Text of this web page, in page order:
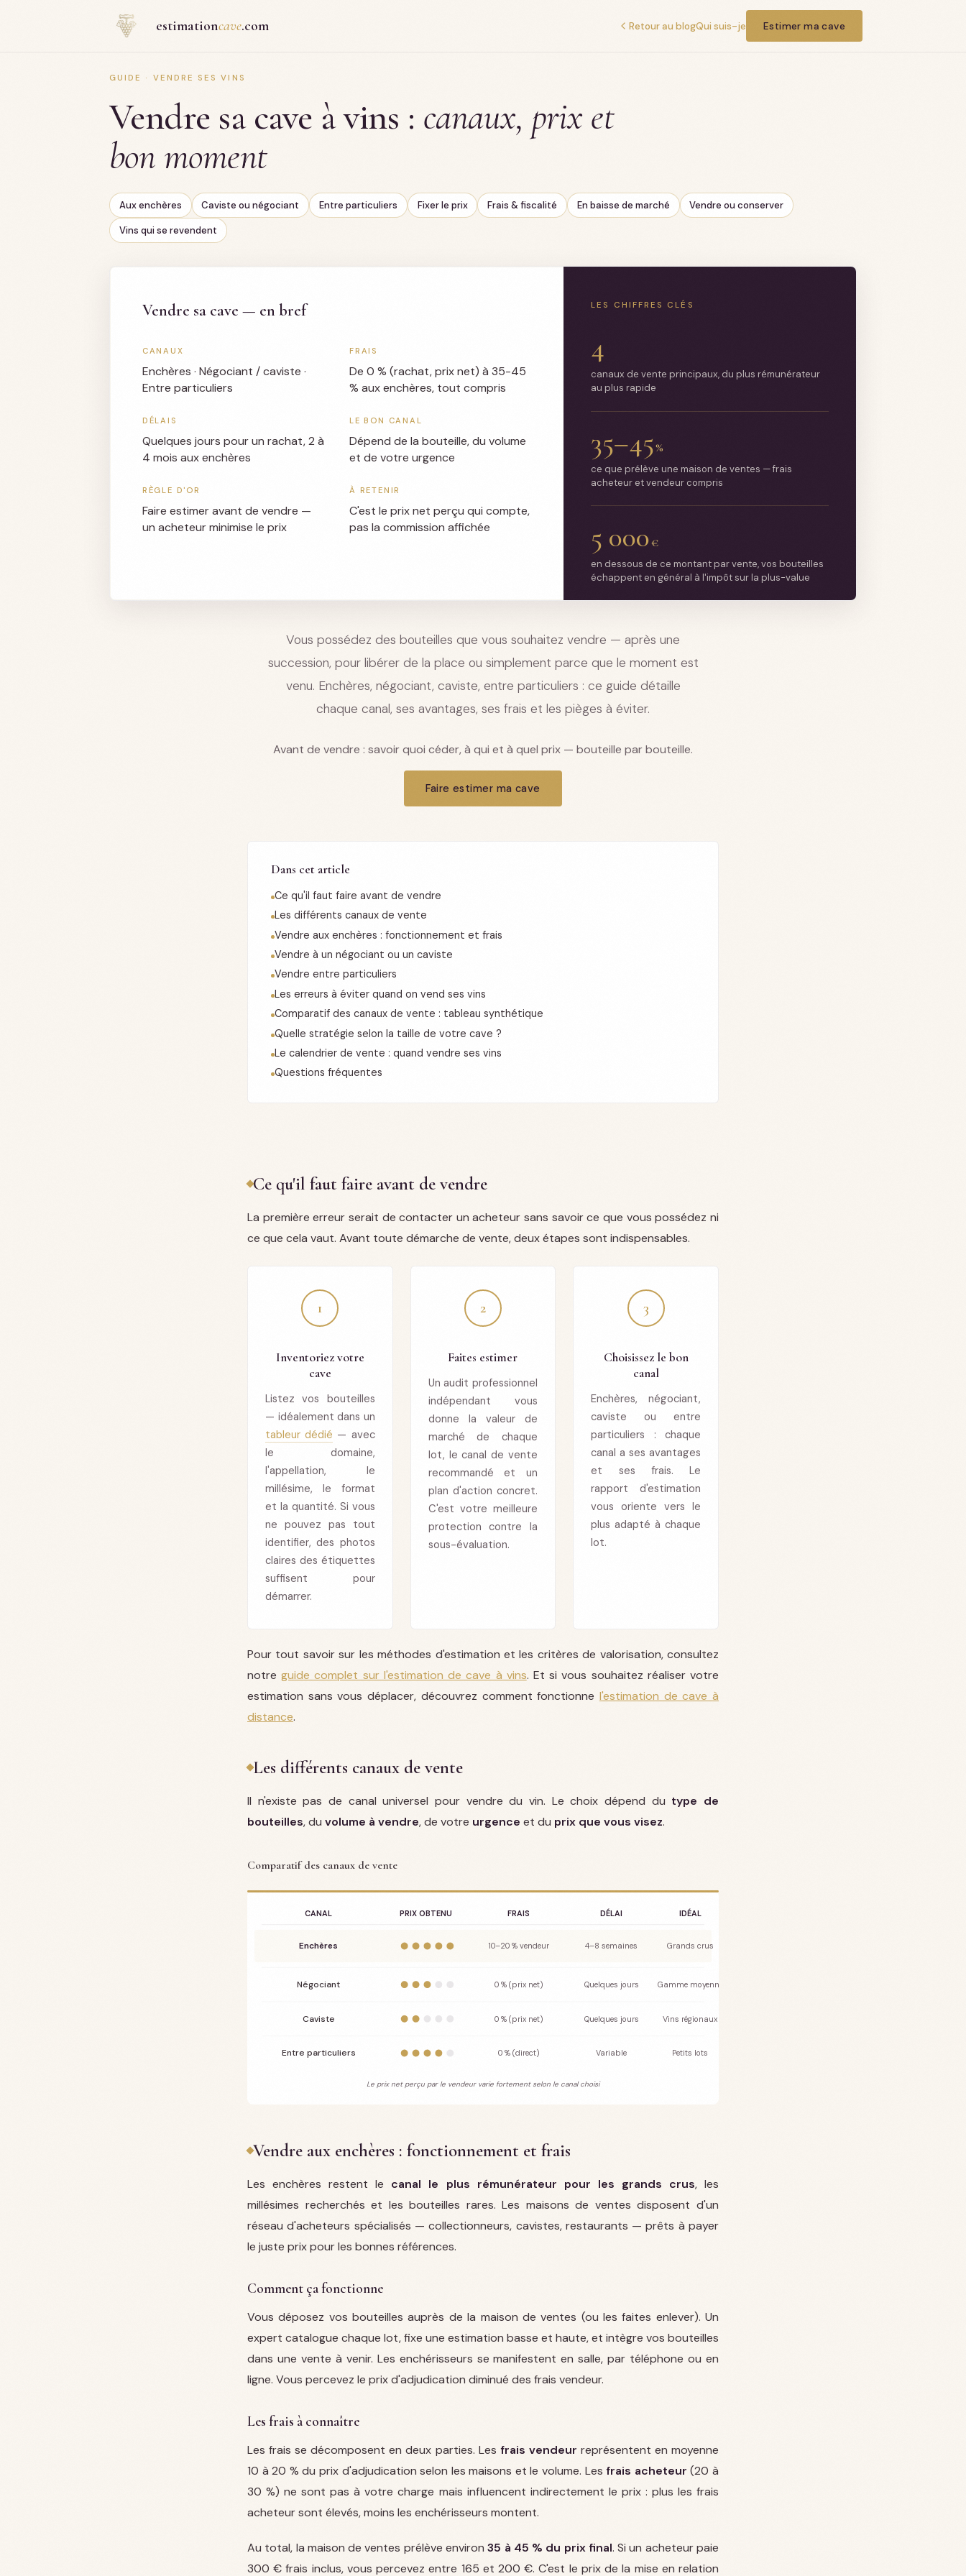
estimationcave.com Retour au blogQui suis-je Estimer ma cave
GUIDE · VENDRE SES VINS
Vendre sa cave à vins : canaux, prix et
bon moment
Aux enchères Caviste ou négociant Entre particuliers Fixer le prix Frais & fiscalité En baisse de marché Vendre ou conserver
Vins qui se revendent
Vendre sa cave — en bref
CANAUX
Enchères · Négociant / caviste ·
Entre particuliers
FRAIS
De 0 % (rachat, prix net) à 35-45
% aux enchères, tout compris
DÉLAIS
Quelques jours pour un rachat, 2 à
4 mois aux enchères
LE BON CANAL
Dépend de la bouteille, du volume
et de votre urgence
RÈGLE D'OR
Faire estimer avant de vendre —
un acheteur minimise le prix
À RETENIR
C'est le prix net perçu qui compte,
pas la commission affichée
LES CHIFFRES CLÉS
4
canaux de vente principaux, du plus rémunérateur
au plus rapide
35–45%
ce que prélève une maison de ventes — frais
acheteur et vendeur compris
5 000€
en dessous de ce montant par vente, vos bouteilles
échappent en général à l'impôt sur la plus-value
Vous possédez des bouteilles que vous souhaitez vendre — après une
succession, pour libérer de la place ou simplement parce que le moment est
venu. Enchères, négociant, caviste, entre particuliers : ce guide détaille
chaque canal, ses avantages, ses frais et les pièges à éviter.
Avant de vendre : savoir quoi céder, à qui et à quel prix — bouteille par bouteille.
Faire estimer ma cave
Dans cet article
Ce qu'il faut faire avant de vendre
Les différents canaux de vente
Vendre aux enchères : fonctionnement et frais
Vendre à un négociant ou un caviste
Vendre entre particuliers
Les erreurs à éviter quand on vend ses vins
Comparatif des canaux de vente : tableau synthétique
Quelle stratégie selon la taille de votre cave ?
Le calendrier de vente : quand vendre ses vins
Questions fréquentes
Ce qu'il faut faire avant de vendre
La première erreur serait de contacter un acheteur sans savoir ce que vous possédez ni
ce que cela vaut. Avant toute démarche de vente, deux étapes sont indispensables.
1
Inventoriez votre
cave
Listez vos bouteilles
— idéalement dans un
tableur dédié — avec
le domaine,
l'appellation, le
millésime, le format
et la quantité. Si vous
ne pouvez pas tout
identifier, des photos
claires des étiquettes
suffisent pour
démarrer.
2
Faites estimer
Un audit professionnel
indépendant vous
donne la valeur de
marché de chaque
lot, le canal de vente
recommandé et un
plan d'action concret.
C'est votre meilleure
protection contre la
sous-évaluation.
3
Choisissez le bon
canal
Enchères, négociant,
caviste ou entre
particuliers : chaque
canal a ses avantages
et ses frais. Le
rapport d'estimation
vous oriente vers le
plus adapté à chaque
lot.
Pour tout savoir sur les méthodes d'estimation et les critères de valorisation, consultez
notreguide complet sur l'estimation de cave à vins. Et si vous souhaitez réaliser votre
estimation sans vous déplacer, découvrez comment fonctionne l'estimation de cave à
distance.
Les différents canaux de vente
Il n'existe pas de canal universel pour vendre du vin. Le choix dépend du type de
bouteilles, du volume à vendre, de votre urgence et du prix que vous visez.
Comparatif des canaux de vente
CANAL PRIX OBTENU FRAIS DÉLAI IDÉAL
Enchères 10–20 % vendeur 4–8 semaines Grands crus
Négociant 0 % (prix net) Quelques jours Gamme moyenne
Caviste 0 % (prix net) Quelques jours Vins régionaux
Entre particuliers 0 % (direct) Variable Petits lots
Le prix net perçu par le vendeur varie fortement selon le canal choisi
Vendre aux enchères : fonctionnement et frais
Les enchères restent le canal le plus rémunérateur pour les grands crus, les
millésimes recherchés et les bouteilles rares. Les maisons de ventes disposent d'un
réseau d'acheteurs spécialisés — collectionneurs, cavistes, restaurants — prêts à payer
le juste prix pour les bonnes références.
Comment ça fonctionne
Vous déposez vos bouteilles auprès de la maison de ventes (ou les faites enlever). Un
expert catalogue chaque lot, fixe une estimation basse et haute, et intègre vos bouteilles
dans une vente à venir. Les enchérisseurs se manifestent en salle, par téléphone ou en
ligne. Vous percevez le prix d'adjudication diminué des frais vendeur.
Les frais à connaître
Les frais se décomposent en deux parties. Les frais vendeur représentent en moyenne
10 à 20 % du prix d'adjudication selon les maisons et le volume. Lesfrais acheteur (20 à
30 %) ne sont pas à votre charge mais influencent indirectement le prix : plus les frais
acheteur sont élevés, moins les enchérisseurs montent.
Au total, la maison de ventes prélève environ35 à 45 % du prix final. Si un acheteur paie
300 € frais inclus, vous percevez entre 165 et 200 €. C'est le prix de la mise en relation